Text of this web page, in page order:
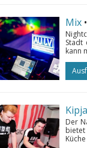
Mix
Stadt
kann
Der